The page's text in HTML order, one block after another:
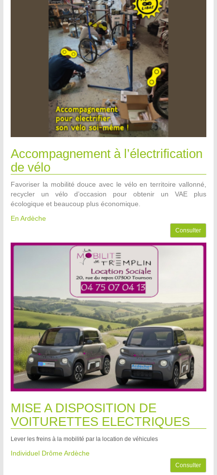
Accompagnement à l’électrification
de vélo
Favoriser la mobilité douce avec le vélo en territoire vallonné,
recycler un vélo d’occasion pour obtenir un VAE plus
écologique et beaucoup plus économique.
En Ardèche
Consulter
MISE A DISPOSITION DE
VOITURETTES ELECTRIQUES
Lever les freins à la mobilité par la location de véhicules
Individuel Drôme Ardèche
Consulter